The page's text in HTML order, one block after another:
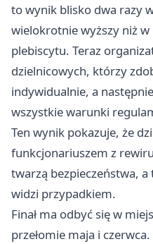
to wynik blisko dwa razy
wielokrotnie wyższy niż w
plebiscytu. Teraz
dzielnicowych, którzy
indywidualnie, a
wszystkie warunki
Ten wynik pokazuje, że
funkcjonariuszem z
twarzą bezpieczeństwa,
widzi przypadkiem.
Finał ma odbyć się w
przełomie maja i